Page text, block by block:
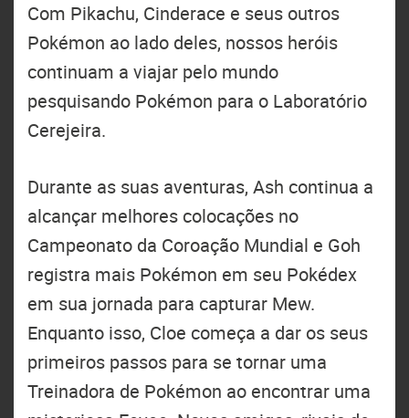
Com Pikachu, Cinderace e seus outros
Pokémon ao lado deles, nossos heróis
continuam a viajar pelo mundo
pesquisando Pokémon para o Laboratório
Cerejeira.
Durante as suas aventuras, Ash continua a
alcançar melhores colocações no
Campeonato da Coroação Mundial e Goh
registra mais Pokémon em seu Pokédex
em sua jornada para capturar Mew.
Enquanto isso, Cloe começa a dar os seus
primeiros passos para se tornar uma
Treinadora de Pokémon ao encontrar uma